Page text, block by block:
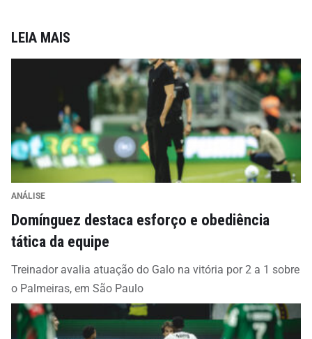
LEIA MAIS
ANÁLISE
Domínguez destaca esforço e obediência
tática da equipe
Treinador avalia atuação do Galo na vitória por 2 a 1 sobre
o Palmeiras, em São Paulo